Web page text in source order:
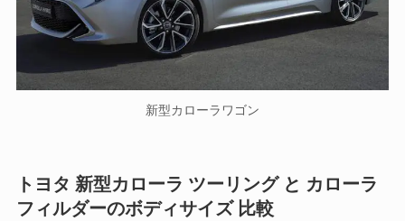
新型カローラワゴン
トヨタ 新型カローラ ツーリング と カローラ
フィルダーのボディサイズ 比較